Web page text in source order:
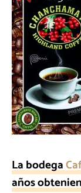
La bodega
años